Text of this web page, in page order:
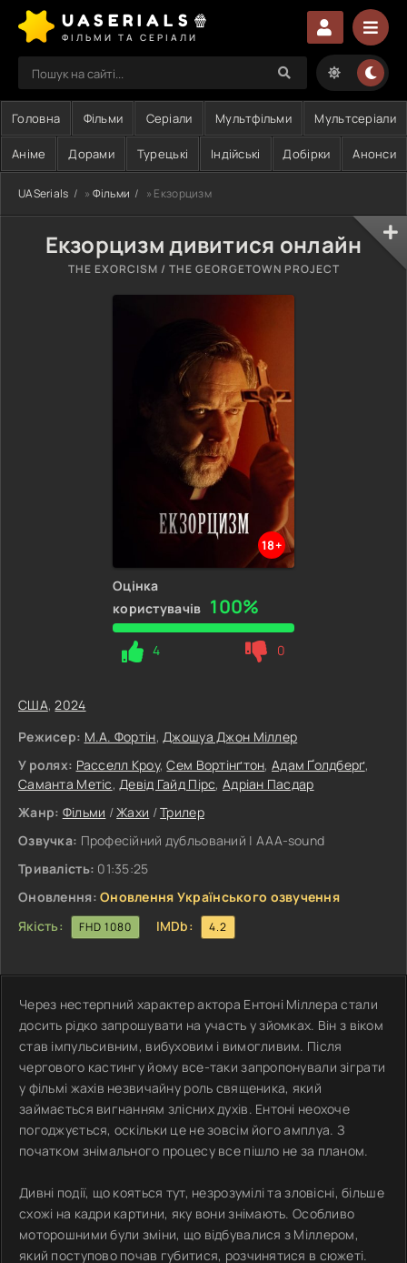
UASERIALS🍿
ФІЛЬМИ ТА СЕРІАЛИ
Головна Фільми Серіали Мультфільми Мультсеріали
Аніме Дорами Турецькі Індійські Добірки Анонси
UASerials » Фільми » Екзорцизм
Екзорцизм дивитися онлайн
THE EXORCISM / THE GEORGETOWN PROJECT
18+
Оцінка
користувачів 100%
4 0
США,2024
Режисер: М.А. Фортін,Джошуа Джон Міллер
У ролях: Расселл Кроу,Сем Вортінґтон, Адам Ґолдберґ,
Саманта Метіс,Девід Гайд Пірс, Адріан Пасдар
Жанр: Фільми /Жахи /Трилер
Озвучка: Професійний дубльований | ААА-sound
Тривалість: 01:35:25
Оновлення: Оновлення Українського озвучення
Якість:
FHD 1080 IMDb: 4.2
Через нестерпний характер актора Ентоні Міллера стали
досить рідко запрошувати на участь у зйомках. Він з віком
став імпульсивним, вибуховим і вимогливим. Після
чергового кастингу йому все-таки запропонували зіграти
у фільмі жахів незвичайну роль священика, який
займається вигнанням злісних духів. Ентоні неохоче
погоджується, оскільки це не зовсім його амплуа. З
початком знімального процесу все пішло не за планом.
Дивні події, що кояться тут, незрозумілі та зловісні, більше
схожі на кадри картини, яку вони знімають. Особливо
моторошними були зміни, що відбувалися з Міллером,
який поступово почав губитися, розчинятися в сюжеті.